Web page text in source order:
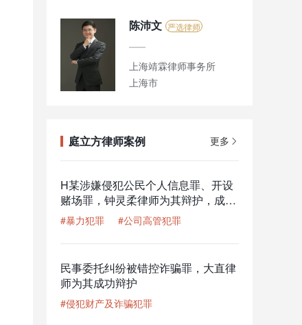
陈沛文 严选律师
上海靖霖律师事务所
上海市
庭立方律师案例 更多
H某涉嫌侵犯公民个人信息罪、开设
赌场罪，钟灵柔律师为其辩护，成功
减少一半刑期
#暴力犯罪 #公司高管犯罪
民事委托纠纷被错控诈骗罪，大直律
师为其成功辩护
#侵犯财产及诈骗犯罪